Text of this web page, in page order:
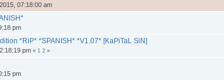
07:18:00 am
pm
*RiP* *SPANISH* *V1.07* [KaPiTaL SiN]
pm« 1 2 »
pm